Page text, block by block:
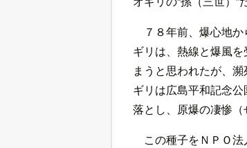
７８年前、爆心地
ギリは、熱線と爆風
まうと思われたが、
ギリは広島平和記念
落とし、原爆の凄惨（
この種子をＮＰＯ